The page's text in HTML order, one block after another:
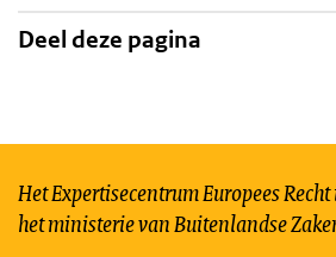
Deel deze pagina
Het Expertisecentrum Europees
het ministerie van Buitenlandse